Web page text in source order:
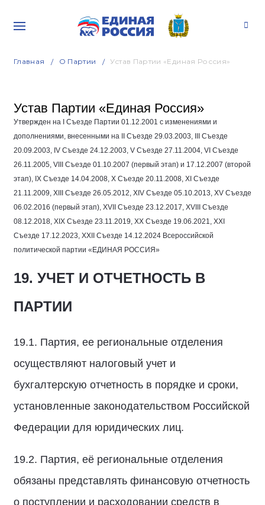
Главная О Партии Устав Партии «Единая Россия»
Устав Партии «Единая Россия»
Утвержден на I Съезде Партии 01.12.2001 с изменениями и
дополнениями, внесенными на II Съезде 29.03.2003, III Съезде
20.09.2003, IV Съезде 24.12.2003, V Съезде 27.11.2004, VI Съезде
26.11.2005, VIII Съезде 01.10.2007 (первый этап) и 17.12.2007 (второй
этап), IX Съезде 14.04.2008, Х Съезде 20.11.2008, ХI Съезде
21.11.2009, ХIII Съезде 26.05.2012, ХIV Съезде 05.10.2013, ХV Съезде
06.02.2016 (первый этап), XVII Съезде 23.12.2017, XVIII Съезде
08.12.2018, XIX Съезде 23.11.2019, XX Съезде 19.06.2021, XXI
Съезде 17.12.2023, XXII Съезде 14.12.2024 Всероссийской
политической партии «ЕДИНАЯ РОССИЯ»
19. УЧЕТ И ОТЧЕТНОСТЬ В
ПАРТИИ
19.1. Партия, ее региональные отделения
осуществляют налоговый учет и
бухгалтерскую отчетность в порядке и сроки,
установленные законодательством Российской
Федерации для юридических лиц.
19.2. Партия, её региональные отделения
обязаны представлять финансовую отчетность
о поступлении и расходовании средств в